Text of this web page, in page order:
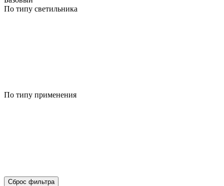
По типу светильника
По типу применения
Сброс фильтра